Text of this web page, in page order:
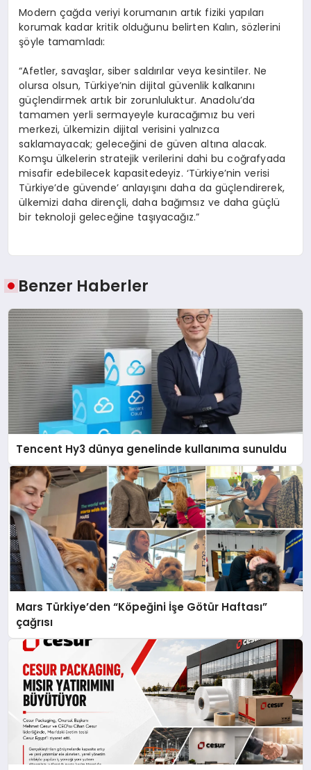
Modern çağda veriyi korumanın artık fiziki yapıları
korumak kadar kritik olduğunu belirten Kalın, sözlerini
şöyle tamamladı:
“Afetler, savaşlar, siber saldırılar veya kesintiler. Ne
olursa olsun, Türkiye’nin dijital güvenlik kalkanını
güçlendirmek artık bir zorunluluktur. Anadolu’da
tamamen yerli sermayeyle kuracağımız bu veri
merkezi, ülkemizin dijital verisini yalnızca
saklamayacak; geleceğini de güven altına alacak.
Komşu ülkelerin stratejik verilerini dahi bu coğrafyada
misafir edebilecek kapasitedeyiz. ‘Türkiye’nin verisi
Türkiye’de güvende’ anlayışını daha da güçlendirerek,
ülkemizi daha dirençli, daha bağımsız ve daha güçlü
bir teknoloji geleceğine taşıyacağız.”
Benzer Haberler
Tencent Hy3 dünya genelinde kullanıma sunuldu
Mars Türkiye’den “Köpeğini İşe Götür Haftası”
çağrısı